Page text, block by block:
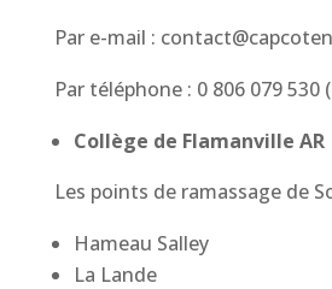
Par e-mail :
Par téléphone : 0 806 079 530
Collège de Flamanville AR
Les points de ramassage de
Hameau Salley
La Lande